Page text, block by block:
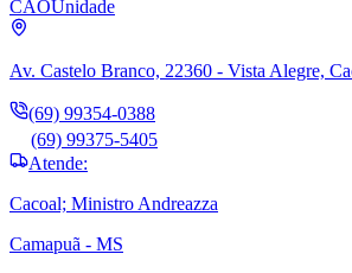
CAOUnidade
Av. Castelo Branco, 22360 - Vista Alegre,
(69) 99354-0388
(69) 99375-5405
Atende:
Cacoal; Ministro Andreazza
Camapuã - MS